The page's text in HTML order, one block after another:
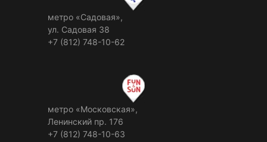
метро «Садовая»,
ул. Садовая 38
+7 (812) 748-10-62
метро «Московская»,
Ленинский пр. 176
+7 (812) 748-10-63